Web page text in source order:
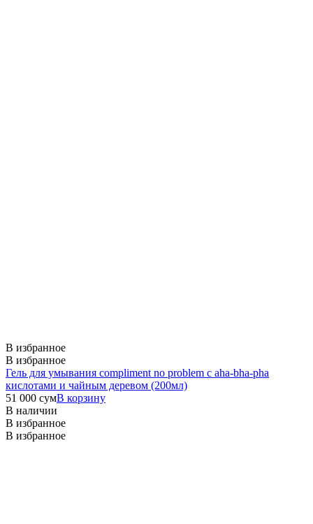
В избранное
В избранное
Гель для умывания compliment no problem с aha-bha-pha
кислотами и чайным деревом (200мл)
51 000 сумВ корзину
В наличии
В избранное
В избранное